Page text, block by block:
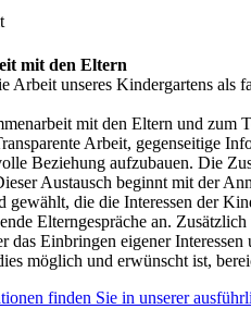
mit den Eltern
Arbeit unseres Kindergartens als
mit den Eltern und zum
Arbeit, gegenseitige
Beziehung aufzubauen. Die
Austausch beginnt mit der
gewählt, die die Interessen der
Elterngespräche an.
das Einbringen eigener
möglich und erwünscht ist,
finden Sie in unserer